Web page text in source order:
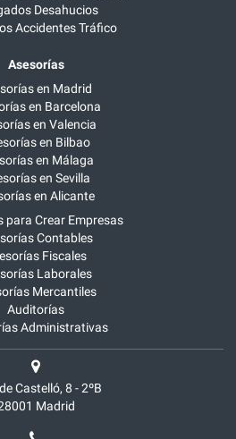
Desahucios
Accidentes Tráfico
Asesorías
en Madrid
en Barcelona
en Valencia
en Bilbao
en Málaga
en Sevilla
en Alicante
para Crear Empresas
Contables
Fiscales
Laborales
Mercantiles
Auditorías
Administrativas
Castelló, 8 - 2ºB
Madrid